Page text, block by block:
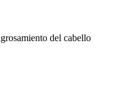
del cabello